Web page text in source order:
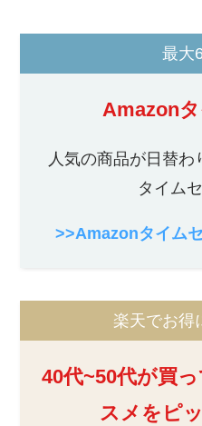
最大
Amazon
人気の商品が日替
タイム
>>Amazonタイム
楽天でお得
40代~50代が買
スメをピ